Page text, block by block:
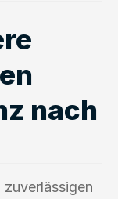
nach
zuverlässigen